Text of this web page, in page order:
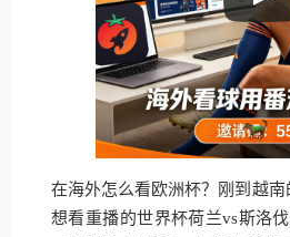
在海外怎么看欧洲杯？刚到越
想看重播的世界杯荷兰vs斯洛